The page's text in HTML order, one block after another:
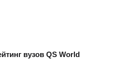
вузов QS World